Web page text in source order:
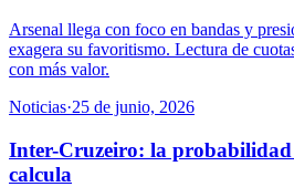
Arsenal llega con foco en bandas y
exagera su favoritismo. Lectura de
con más valor.
Noticias·25 de junio, 2026
Inter-Cruzeiro: la probabilidad
calcula